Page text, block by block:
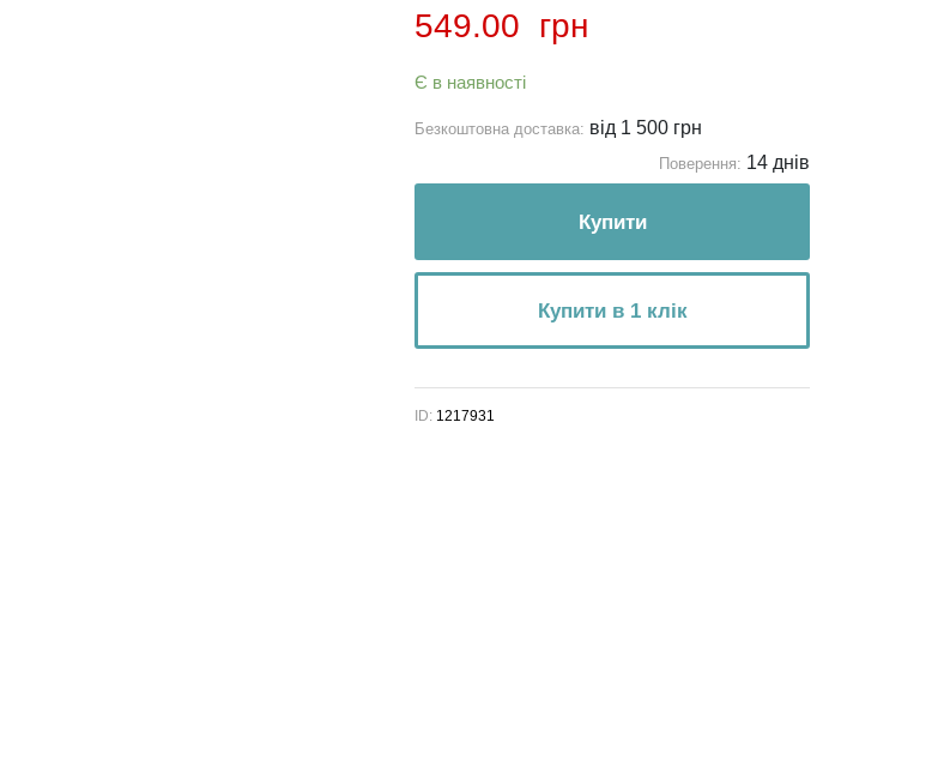
549.00 грн
Є в наявності
Безкоштовна доставка: від 1 500 грн
Поверення: 14 днів
Купити
Купити в 1 клік
ID: 1217931